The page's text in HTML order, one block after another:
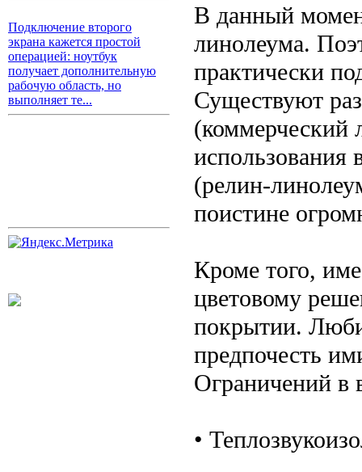
Подключение второго
экрана кажется простой
операцией: ноутбук
получает дополнительную
рабочую область, но
выполняет те...
В данный
линолеума.
практически
Существуют
(коммерческий
(релин-
поистине
Кроме того,
цветовому
покрытии.
предпочесть
Ограничений в
•